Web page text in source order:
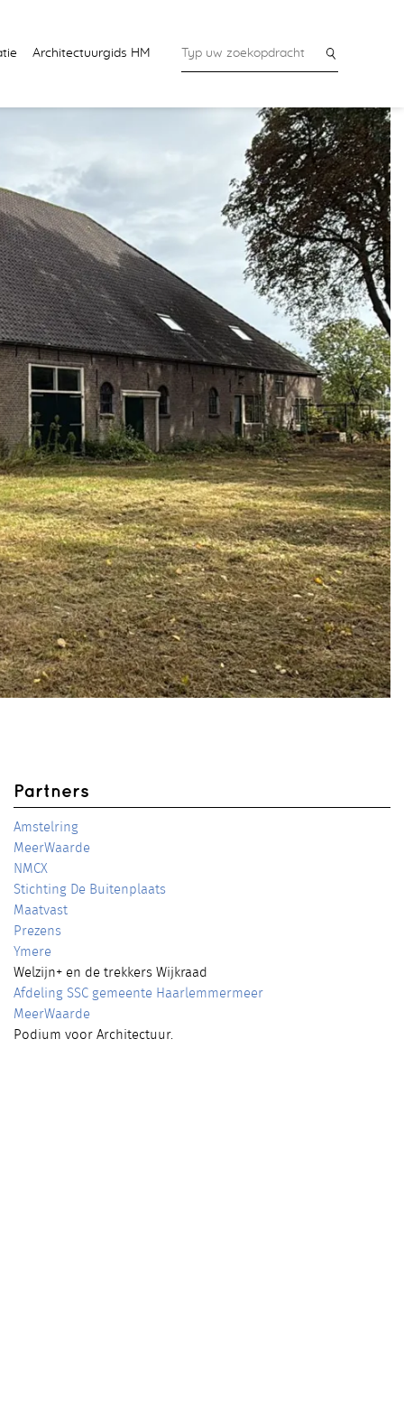
Architectuurgids HM
Partners
Amstelring
MeerWaarde
NMCX
Stichting De Buitenplaats
Maatvast
Prezens
Ymere
Welzijn+ en de trekkers Wijkraad
Afdeling SSC gemeente Haarlemmermeer
MeerWaarde
Podium voor Architectuur.